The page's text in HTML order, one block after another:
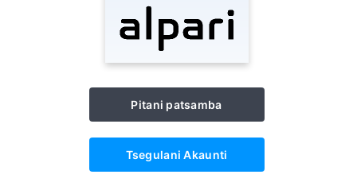
Pitani patsamba
Tsegulani Akaunti